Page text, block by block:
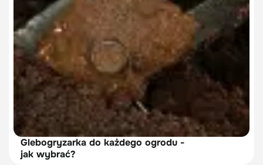
Glebogryzarka do każdego ogrodu -
jak wybrać?